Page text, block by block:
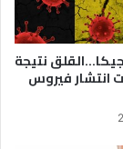
نتيجة
انتشار فيروس